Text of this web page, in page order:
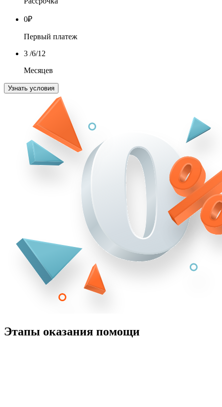
0₽
Первый платеж
3 /6/12
Месяцев
Узнать условия
Этапы оказания помощи